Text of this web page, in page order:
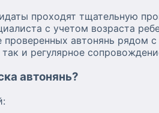
проходят тщательную
с учетом возраста
проверенных автонянь рядом
и регулярное
автонянь?